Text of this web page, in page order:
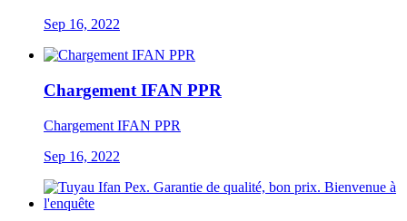
Sep 16, 2022
Chargement IFAN PPR
Chargement IFAN PPR
Sep 16, 2022